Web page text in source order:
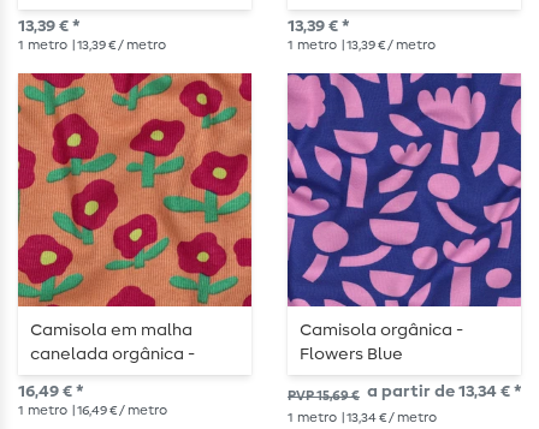
castanho-pêssego
13,39 € *
1 metro | 13,39 € / metro
escuro
13,39 € *
1 metro | 13,39 € / metro
Camisola em malha
canelada orgânica -
Flores de pêssego
16,49 € *
1 metro | 16,49 € / metro
Camisola orgânica -
Flowers Blue
PVP 15,69 € a partir de 13,34 € *
1 metro | 13,34 € / metro